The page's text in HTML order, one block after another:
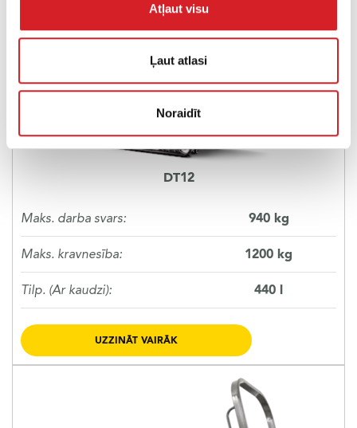
Atļaut visu
Ļaut atlasi
Noraidīt
DT12
Maks. darba svars: 940 kg
Maks. kravnesība: 1200 kg
Tilp. (Ar kaudzi): 440 l
UZZINĀT VAIRĀK